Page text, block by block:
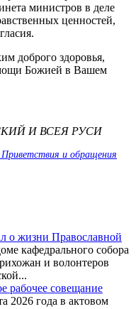
министров в деле
ценностей,
доброго здоровья,
Божией в Вашем
И ВСЕЯ РУСИ
и обращения
о жизни Православной
кафедрального собора
и волонтеров
рабочее совещание
2026 года в актовом